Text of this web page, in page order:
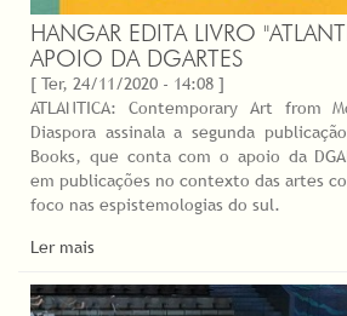
HANGAR EDITA LIVRO
APOIO DA DGARTES
[ Ter, 24/11/2020 - 14:08 ]
ATLANTICA: Contemporary Art from
Diaspora assinala a segunda
Books, que conta com o apoio da
em publicações no contexto das artes
foco nas espistemologias do sul.
Ler mais